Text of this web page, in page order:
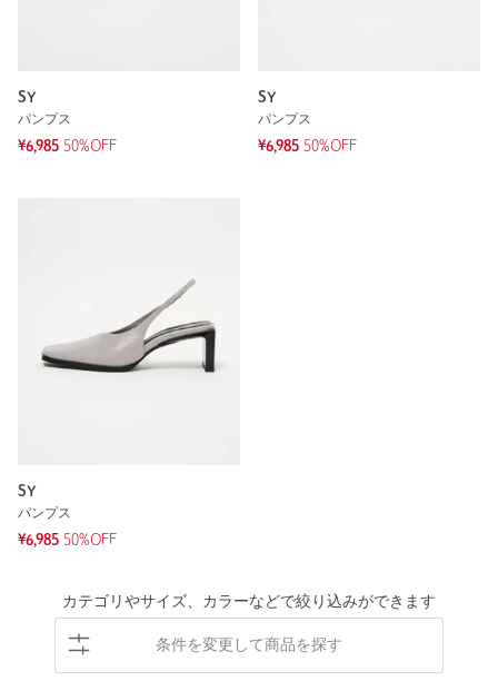
SY
パンプス
¥6,985 50%OFF
SY
パンプス
¥6,985 50%OFF
SY
パンプス
¥6,985 50%OFF
カテゴリやサイズ、カラーなどで絞り込みができます
条件を変更して商品を探す